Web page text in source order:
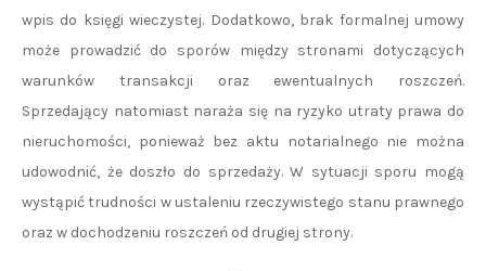
wpis do księgi wieczystej. Dodatkowo, brak formalnej umowy
może prowadzić do sporów między stronami dotyczących
warunków transakcji oraz ewentualnych roszczeń.
Sprzedający natomiast naraża się na ryzyko utraty prawa do
nieruchomości, ponieważ bez aktu notarialnego nie można
udowodnić, że doszło do sprzedaży. W sytuacji sporu mogą
wystąpić trudności w ustaleniu rzeczywistego stanu prawnego
oraz w dochodzeniu roszczeń od drugiej strony.